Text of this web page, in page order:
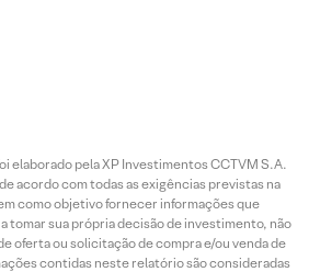
elaborado pela XP Investimentos CCTVM S.A.
acordo com todas as exigências previstas na
como objetivo fornecer informações que
tomar sua própria decisão de investimento, não
oferta ou solicitação de compra e/ou venda de
contidas neste relatório são consideradas